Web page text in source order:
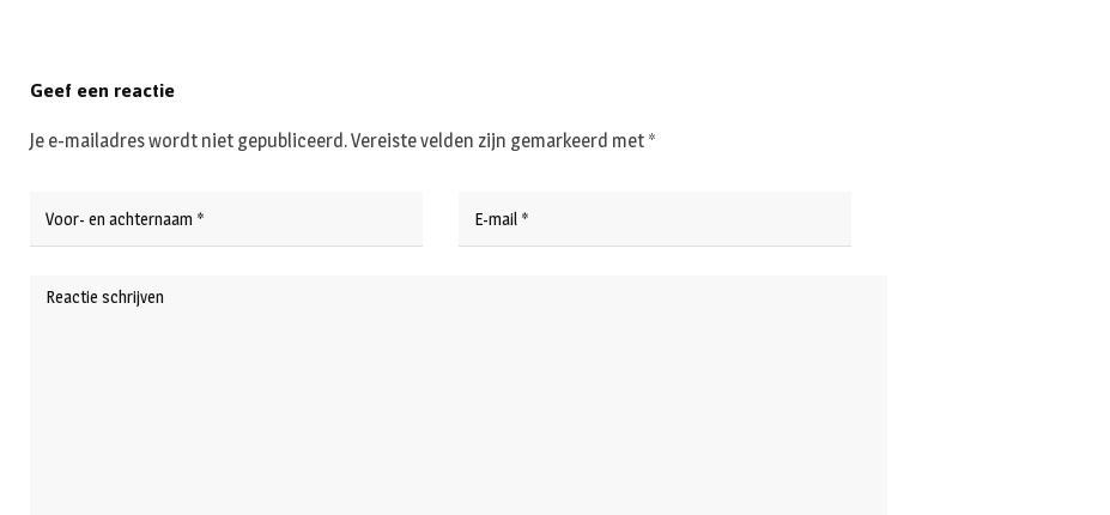
Geef een reactie
Je e-mailadres wordt niet gepubliceerd.Vereiste velden zijn gemarkeerd met *